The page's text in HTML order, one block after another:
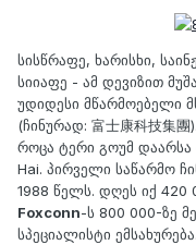
სისწრაფე, ხარისხი,
სიიაფე - ამ დევიზით
უდიდესი მწარმოებელი
(ჩინურად: 富士康科技集
როცა ტერი გოუმ დაარსა
Hai. პირველი საწარმო
1988 წელს. დღეს იქ 420
Foxconn-ს 800 000-ზე
სპეციალისტი